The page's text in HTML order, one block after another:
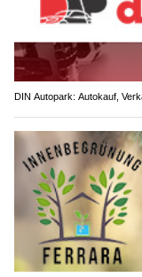
DIN Autopark: Autokauf,